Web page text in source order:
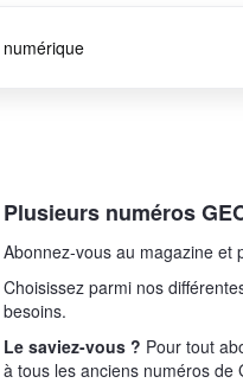
Plusieurs numéros
Abonnez-vous au magazine et
Choisissez parmi nos
besoins.
Le saviez-vous ? Pour tout
à tous les anciens numéros de